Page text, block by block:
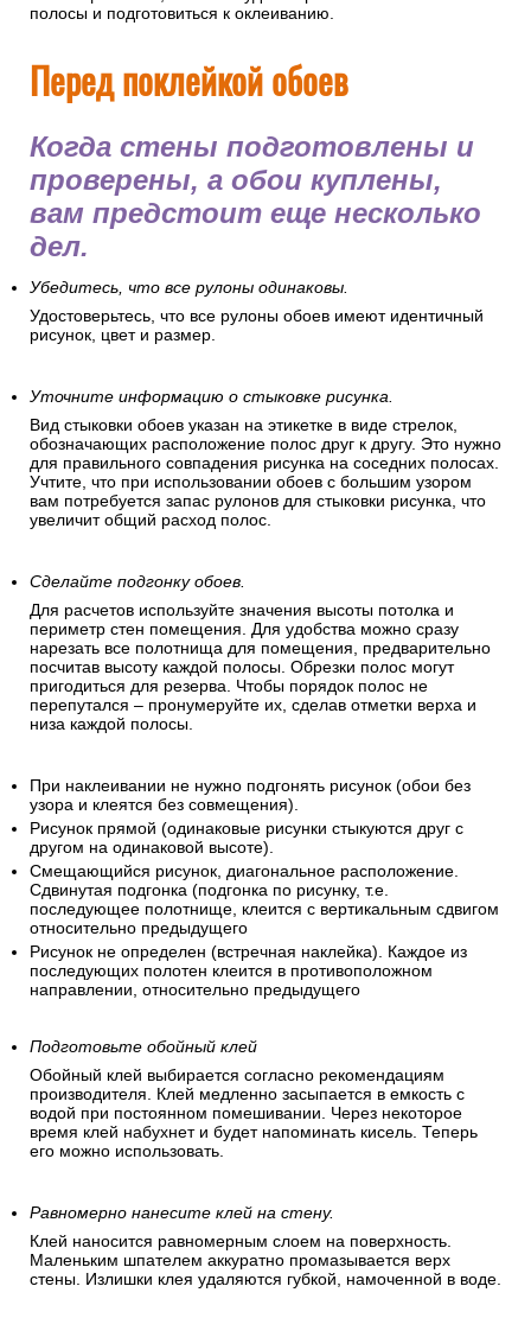
полосы и подготовиться к оклеиванию.
Перед поклейкой обоев
Когда стены подготовлены и
проверены, а обои куплены,
вам предстоит еще несколько
дел.
Убедитесь, что все рулоны одинаковы.
Удостоверьтесь, что все рулоны обоев имеют идентичный
рисунок, цвет и размер.
Уточните информацию о стыковке рисунка.
Вид стыковки обоев указан на этикетке в виде стрелок,
обозначающих расположение полос друг к другу. Это нужно
для правильного совпадения рисунка на соседних полосах.
Учтите, что при использовании обоев с большим узором
вам потребуется запас рулонов для стыковки рисунка, что
увеличит общий расход полос.
Сделайте подгонку обоев.
Для расчетов используйте значения высоты потолка и
периметр стен помещения. Для удобства можно сразу
нарезать все полотнища для помещения, предварительно
посчитав высоту каждой полосы. Обрезки полос могут
пригодиться для резерва. Чтобы порядок полос не
перепутался – пронумеруйте их, сделав отметки верха и
низа каждой полосы.
При наклеивании не нужно подгонять рисунок (обои без
узора и клеятся без совмещения).
Рисунок прямой (одинаковые рисунки стыкуются друг с
другом на одинаковой высоте).
Смещающийся рисунок, диагональное расположение.
Сдвинутая подгонка (подгонка по рисунку, т.е.
последующее полотнище, клеится с вертикальным сдвигом
относительно предыдущего
Рисунок не определен (встречная наклейка). Каждое из
последующих полотен клеится в противоположном
направлении, относительно предыдущего
Подготовьте обойный клей
Обойный клей выбирается согласно рекомендациям
производителя. Клей медленно засыпается в емкость с
водой при постоянном помешивании. Через некоторое
время клей набухнет и будет напоминать кисель. Теперь
его можно использовать.
Равномерно нанесите клей на стену.
Клей наносится равномерным слоем на поверхность.
Маленьким шпателем аккуратно промазывается верх
стены. Излишки клея удаляются губкой, намоченной в воде.